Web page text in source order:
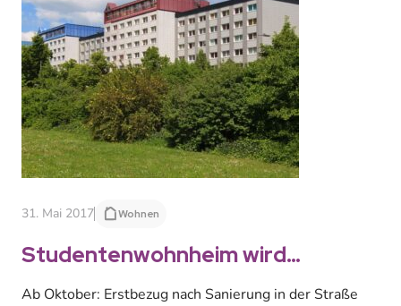
31. Mai 2017 Wohnen
Studentenwohnheim wird
renoviert
Ab Oktober: Erstbezug nach Sanierung in der Straße